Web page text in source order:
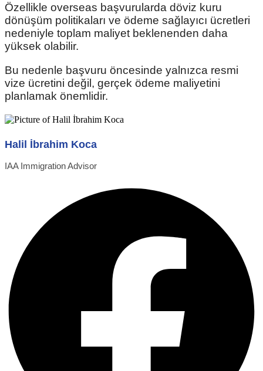
Özellikle overseas başvurularda döviz kuru
dönüşüm politikaları ve ödeme sağlayıcı ücretleri
nedeniyle toplam maliyet beklenenden daha
yüksek olabilir.
Bu nedenle başvuru öncesinde yalnızca resmi
vize ücretini değil, gerçek ödeme maliyetini
planlamak önemlidir.
Halil İbrahim Koca
IAA Immigration Advisor